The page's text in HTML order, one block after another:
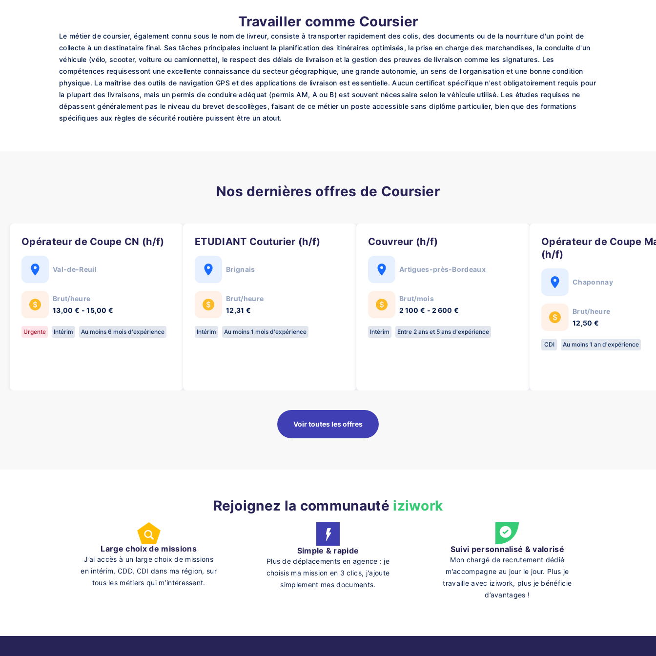
Travailler comme Coursier
Le métier de coursier, également connu sous le nom de livreur, consiste à transporter rapidement des colis, des documents ou de la nourriture d'un point de
collecte à un destinataire final. Ses tâches principales incluent la planification des itinéraires optimisés, la prise en charge des marchandises, la conduite d'un
véhicule (vélo, scooter, voiture ou camionnette), le respect des délais de livraison et la gestion des preuves de livraison comme les signatures. Les
compétences requisessont une excellente connaissance du secteur géographique, une grande autonomie, un sens de l'organisation et une bonne condition
physique. La maîtrise des outils de navigation GPS et des applications de livraison est essentielle. Aucun certificat spécifique n'est obligatoirement requis pour
la plupart des livraisons, mais un permis de conduire adéquat (permis AM, A ou B) est souvent nécessaire selon le véhicule utilisé. Les études requises ne
dépassent généralement pas le niveau du brevet descollèges, faisant de ce métier un poste accessible sans diplôme particulier, bien que des formations
spécifiques aux règles de sécurité routière puissent être un atout.
Nos dernières offres de Coursier
Opérateur de Coupe CN (h/f)
Val-de-Reuil
Brut/heure
13,00 € - 15,00 €
Urgente Intérim Au moins 6 mois d'expérience
ETUDIANT Couturier (h/f)
Brignais
Brut/heure
12,31 €
Intérim Au moins 1 mois d'expérience
Couvreur (h/f)
Artigues-près-Bordeaux
Brut/mois
2 100 € - 2 600 €
Intérim Entre 2 ans et 5 ans d'expérience
Opérateur de Coupe Machine
(h/f)
Chaponnay
Brut/heure
12,50 €
CDI Au moins 1 an d'expérience
Voir toutes les offres
Rejoignez la communauté iziwork
Large choix de missions
J’ai accès à un large choix de missions
en intérim, CDD, CDI dans ma région, sur
tous les métiers qui m’intéressent.
Simple & rapide
Plus de déplacements en agence : je
choisis ma mission en 3 clics, j'ajoute
simplement mes documents.
Suivi personnalisé & valorisé
Mon chargé de recrutement dédié
m’accompagne au jour le jour. Plus je
travaille avec iziwork, plus je bénéficie
d’avantages !